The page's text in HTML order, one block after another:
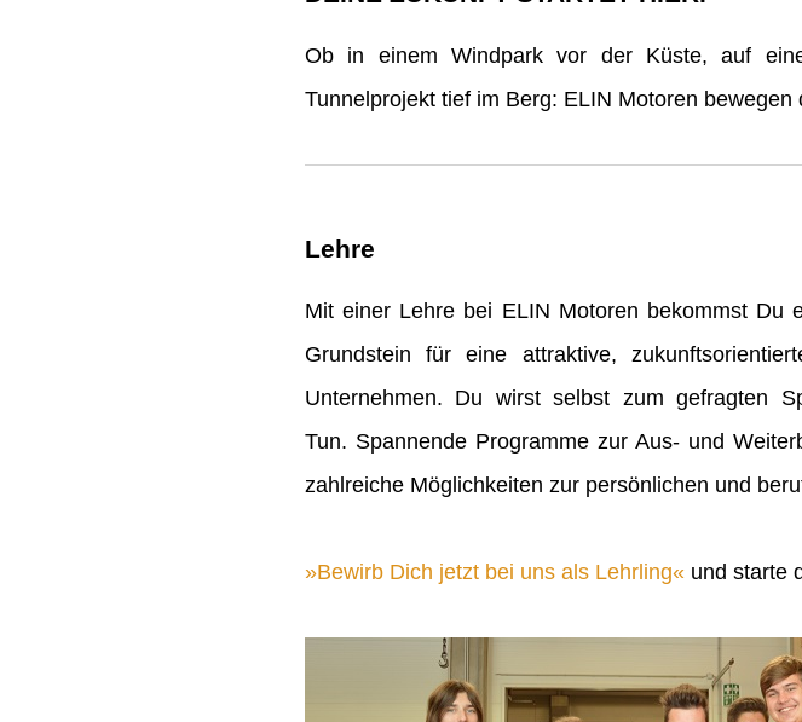
Ob in einem Windpark vor der Küste, auf
Tunnelprojekt tief im Berg: ELIN Motoren
Lehre
Mit einer Lehre bei ELIN Motoren bekommst Du
Grundstein für eine attraktive,
Unternehmen. Du wirst selbst zum gefragten
Tun. Spannende Programme zur Aus- und
zahlreiche Möglichkeiten zur persönlichen und
Bewirb Dich jetzt bei uns als Lehrling und starte